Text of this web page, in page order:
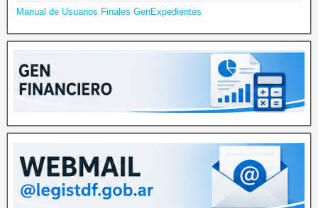
Manual de Usuarios Finales GenExpedientes